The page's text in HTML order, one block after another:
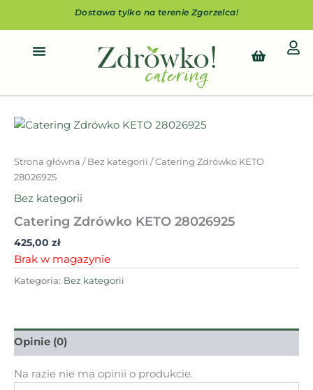
Dostawa tylko na terenie Zgorzelca!
Cart
Strona główna /Bez kategorii / Catering Zdrówko KETO
28026925
Bez kategorii
Catering Zdrówko KETO 28026925
425,00 zł
Brak w magazynie
Kategoria: Bez kategorii
Opinie (0)
Na razie nie ma opinii o produkcie.